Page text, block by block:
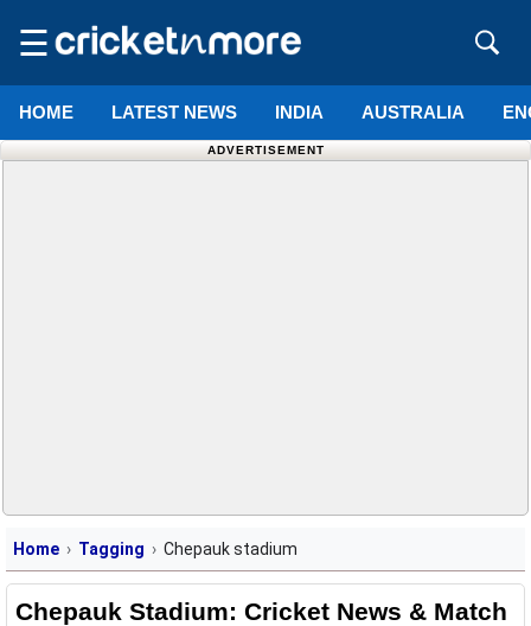
☰
HOME LATEST NEWS INDIA AUSTRALIA
ADVERTISEMENT
Home Tagging Chepauk stadium
Chepauk Stadium: Cricket News & Match